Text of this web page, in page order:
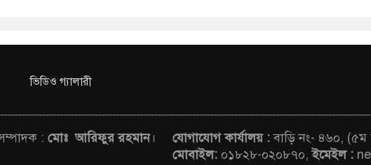
ভিডিও গ্যালারী
: মোঃ আরিফুর রহমান। যোগাযোগ কার্যালয় :বাড়ি নং- ৪৬০, (৫ম
মোবাইল: ০১৮২৮-০২০৮৭০,ইমেইল :